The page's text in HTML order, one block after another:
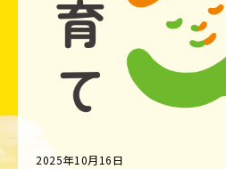
2025年10月16日